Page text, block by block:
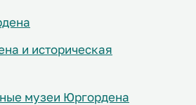
и историческая
музеи Юргордена